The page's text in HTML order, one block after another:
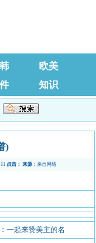
欧美
知识
)
点击： 来源：来自网络
一起来赞美主的名